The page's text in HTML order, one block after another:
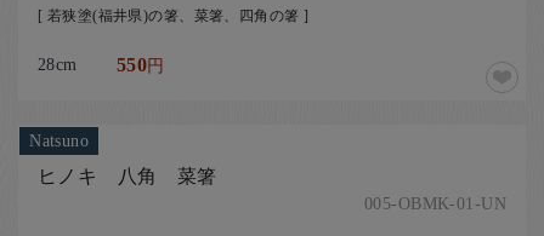
箸ブログ
English
[ 若狭塗(福井県)の箸、菜箸、四角の箸 ]
28cm 550円
Natsuno
ヒノキ 八角 菜箸
005-OBMK-01-UN